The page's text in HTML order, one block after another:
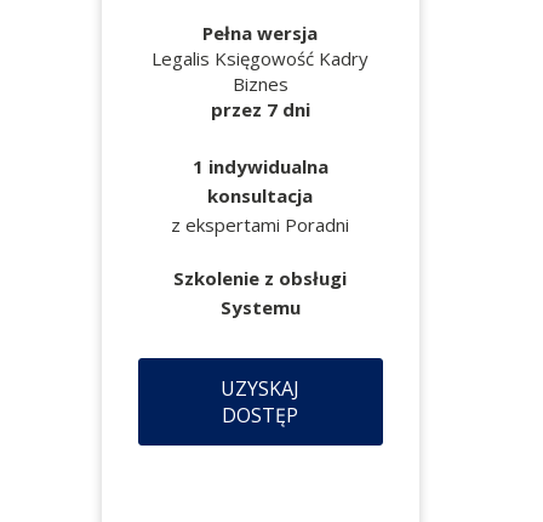
Pełna wersja
Legalis Księgowość Kadry
Biznes
przez 7 dni
1 indywidualna
konsultacja
z ekspertami Poradni
Szkolenie z obsługi
Systemu
UZYSKAJ
DOSTĘP